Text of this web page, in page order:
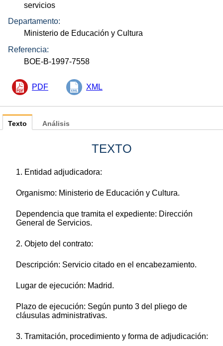
servicios
Departamento:
Ministerio de Educación y Cultura
Referencia:
BOE-B-1997-7558
PDF XML
Texto
TEXTO
1. Entidad adjudicadora:
Organismo: Ministerio de Educación y Cultura.
Dependencia que tramita el expediente: Dirección
General de Servicios.
2. Objeto del contrato:
Descripción: Servicio citado en el encabezamiento.
Lugar de ejecución: Madrid.
Plazo de ejecución: Según punto 3 del pliego de
cláusulas administrativas.
3. Tramitación, procedimiento y forma de adjudicación:
Análisis